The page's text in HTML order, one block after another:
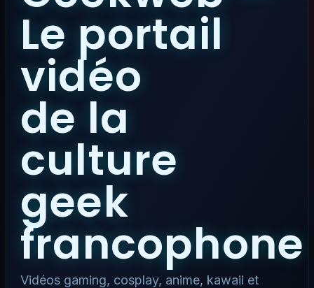
Le portail
vidéo
de la
culture
geek
francophone
Vidéos gaming, cosplay, anime, kawaii et